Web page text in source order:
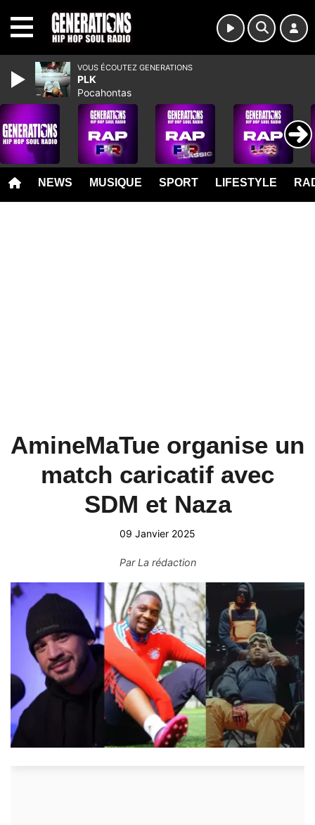
NEWS MUSIQUE SPORT LIFESTYLE
AmineMaTue organise un
match caricatif avec
SDM et Naza
09 Janvier 2025
ParLa rédaction
VOUS ÉCOUTEZ GENERATIONS
PLK
Pocahontas